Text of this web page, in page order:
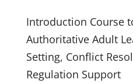
Introduction Course
Authoritative Adult
Setting, Conflict
Regulation Support